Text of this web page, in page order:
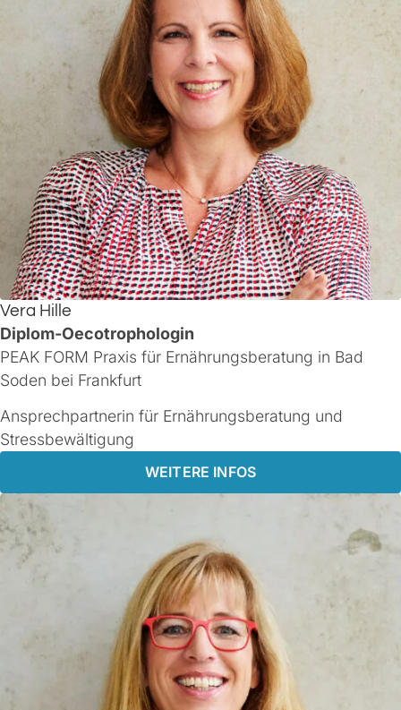
Vera Hille
Diplom-Oecotrophologin
PEAK FORM Praxis für Ernährungsberatung in Bad
Soden bei Frankfurt
Ansprechpartnerin für Ernährungsberatung und
Stressbewältigung
WEITERE INFOS